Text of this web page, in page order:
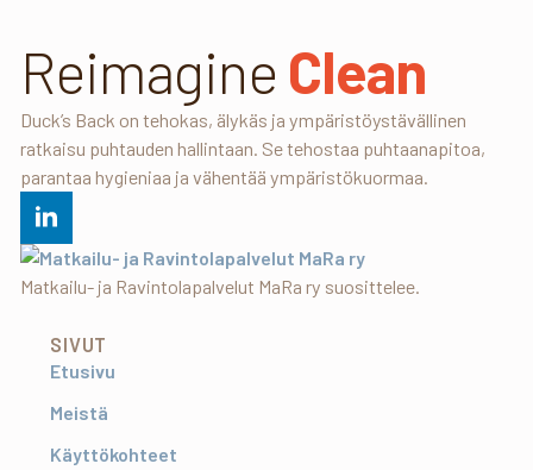
Reimagine Clean
Duck’s Back on tehokas, älykäs ja ympäristöystävällinen
ratkaisu puhtauden hallintaan. Se tehostaa puhtaanapitoa,
parantaa hygieniaa ja vähentää ympäristökuormaa.
Matkailu- ja Ravintolapalvelut MaRa ry suosittelee.
SIVUT
Etusivu
Meistä
Käyttökohteet